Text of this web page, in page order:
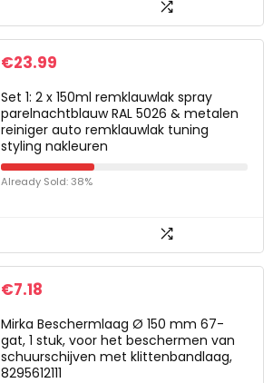
€23.99
Set 1: 2 x 150ml remklauwlak spray
parelnachtblauw RAL 5026 & metalen
reiniger auto remklauwlak tuning
styling nakleuren
Already Sold: 38%
€7.18
Mirka Beschermlaag Ø 150 mm 67-
gat, 1 stuk, voor het beschermen van
schuurschijven met klittenbandlaag,
8295612111